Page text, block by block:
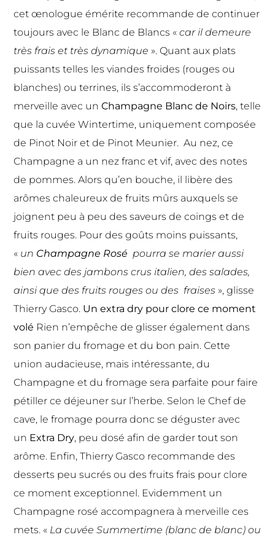
cet œnologue émérite recommande de continuer
toujours avec le Blanc de Blancs «car il demeure
très frais et très dynamique ». Quant aux plats
puissants telles les viandes froides (rouges ou
blanches) ou terrines, ils s’accommoderont à
merveille avec unChampagne Blanc de Noirs, telle
que la cuvée Wintertime, uniquement composée
de Pinot Noir et de Pinot Meunier. Au nez, ce
Champagne a un nez franc et vif, avec des notes
de pommes. Alors qu’en bouche, il libère des
arômes chaleureux de fruits mûrs auxquels se
joignent peu à peu des saveurs de coings et de
fruits rouges. Pour des goûts moins puissants,
« un Champagne Rosé pourra se marier aussi
bien avec des jambons crus italien, des salades,
ainsi que des fruits rouges ou des fraises », glisse
Thierry Gasco. Un extra dry pour clore ce moment
volé Rien n’empêche de glisser également dans
son panier du fromage et du bon pain. Cette
union audacieuse, mais intéressante, du
Champagne et du fromage sera parfaite pour faire
pétiller ce déjeuner sur l’herbe. Selon le Chef de
cave, le fromage pourra donc se déguster avec
un Extra Dry, peu dosé afin de garder tout son
arôme. Enfin, Thierry Gasco recommande des
desserts peu sucrés ou des fruits frais pour clore
ce moment exceptionnel. Evidemment un
Champagne rosé accompagnera à merveille ces
mets. « La cuvée Summertime (blanc de blanc) ou